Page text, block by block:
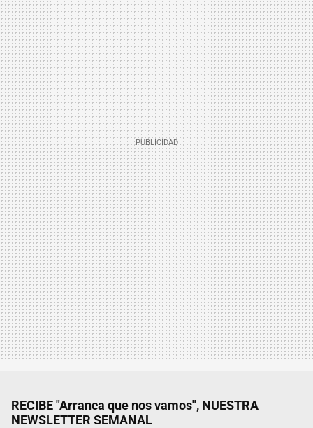
RECIBE "Arranca que nos vamos", NUESTRA
NEWSLETTER SEMANAL